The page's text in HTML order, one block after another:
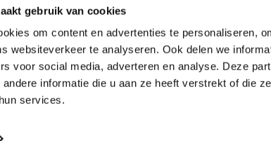
gebruik van cookies
om content en advertenties te personaliseren,
websiteverkeer te analyseren. Ook delen we
voor social media, adverteren en analyse. Deze
informatie die u aan ze heeft verstrekt of die
services.
Volg ons op:
Facebook
Youtube